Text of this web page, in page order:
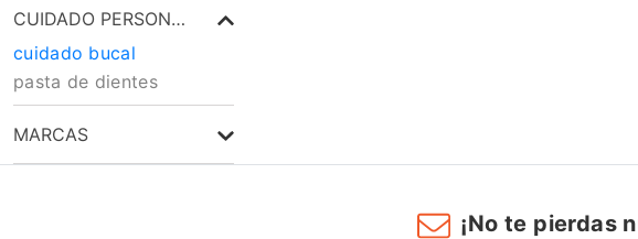
CUIDADO PERSONAL
cuidado bucal
pasta de dientes
MARCAS
NOC 10
¡No te pierdas